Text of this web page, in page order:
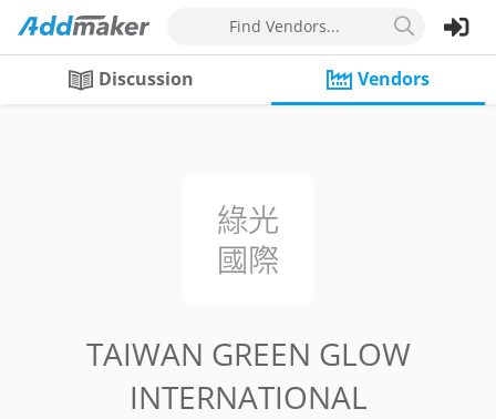
Find Vendors...
Discussion Vendors
TAIWAN GREEN GLOW
INTERNATIONAL